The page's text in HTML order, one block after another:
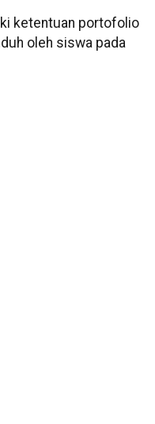
ketentuan portofolio
oleh siswa pada